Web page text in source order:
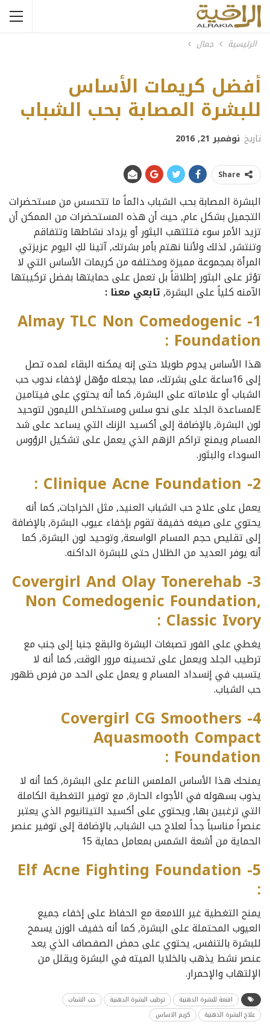
الرئيسية جمالClinique Acne Foundation
أفضل كريمات الأساس
للبشرة المصابة بحب الشباب
تاريخ نوفمبر 21, 2016
Share
البشرة المصابة بحب الشباب دائماً ما تتحسس من مستحضرات
التجميل بشكل عام, حيث أن هذه المستحضرات من الممكن أن
تزيد الأمر سوء فتلتهب البثور أو يزداد نشاطها وتتفاقم
وتنتشر, لذلك ولأننا نهتم بأمر بشرتك, آتينا لكِ اليوم عزيزتي
المرأة بمجموعة مميزة ومختلفه من كريمات الأساس التي لا
تؤثر على البثور إطلاقاً بل تعمل على حمايتها بفضل تركيبتها
الآمنه كلياً على البشرة,تابعي معنا :
1- Almay TLC Non Comedogenic
Foundation :
هذا الأساس يدوم طويلا حتى إنه يمكنه البقاء لمده تصل
إلى 16ساعة على بشرتك، مما يجعله مؤهل لإخفاء ندوب حب
الشباب أو علاماته على البشرة, كما أنه يحتوي على فيتامين
Eلمساعدة الجلد على نحو سلس ومستخلص الليمون لتوحيد
لون البشرة, بالإضافة إلى أكسيد الزنك التي يساعد على شد
المسام ويمنع تراكم الزهم الذي يعمل على تشكيل الرؤوس
السوداء والبثور.
2- Clinique Acne Foundation :
يعمل على علاج حب الشباب العنيد, مثل الخراجات, كما أنه
يحتوي على صيغه خفيفة تقوم بإخفاء عيوب البشرة, بالإضافة
إلى تقليص حجم المسام الواسعة, وتوحيد لون البشرة, كما
أنه يوفر العديد من الظلال حتى للبشرة الداكنه.
3- Covergirl And Olay Tonerehab
Non Comedogenic Foundation,
Classic Ivory :
يغطي على الفور تصبغات البشرة والبقع جنبا إلى جنب مع
ترطيب الجلد ويعمل على تحسينه مرور الوقت, كما أنه لا
يتسبب في إنسداد المسام و يعمل على الحد من فرص ظهور
حب الشباب.
4- Covergirl CG Smoothers
Aquasmooth Compact
Foundation :
يمنحك هذا الأساس الملمس الناعم على البشرة, كما أنه لا
يذوب بسهوله في الأجواء الحارة, مع توفير التغطية الكاملة
التي ترغبين بها, ويحتوي على أكسيد التيتانيوم الذي يعتبر
عنصراً مناسباً جداً لعلاج حب الشباب, بالإضافة إلى توفير عنصر
الحماية من أشعة الشمس بمعامل حماية 15
5- Elf Acne Fighting Foundation
:
يمنح التغطية غير اللامعة مع الحفاظ على إخفاء جميع
العيوب المحتملة على البشرة, كما أنه خفيف الوزن يسمح
للبشرة بالتنفس, يحتوي على حمض الصفصاف الذي يعد
عنصر نشط يذهب بالخلايا الميته في البشرة ويقلل من
الإلتهاب والإحمرار.
اقنعة للبشرة الدهنية ترطيب البشرة الدهنية
حب الشباب
علاج البشرة الدهنية
كريم الاساس